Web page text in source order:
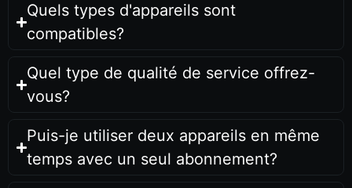
Quels types d'appareils sont
compatibles?
Quel type de qualité de service offrez-
vous?
Puis-je utiliser deux appareils en même
temps avec un seul abonnement?